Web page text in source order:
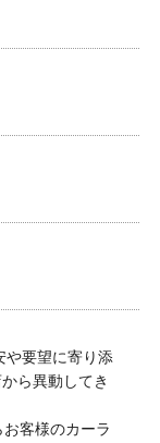
や要望に寄り添
ら異動してき
客様のカーラ